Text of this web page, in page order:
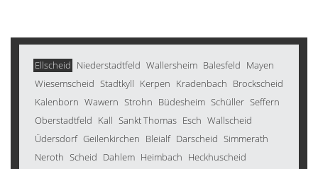
Ellscheid Niederstadtfeld Wallersheim Balesfeld Mayen
Wiesemscheid Stadtkyll Kerpen Kradenbach Brockscheid
Kalenborn Wawern Strohn Büdesheim Schüller Seffern
Oberstadtfeld Kall Sankt Thomas Esch Wallscheid
Üdersdorf Geilenkirchen Bleialf Darscheid Simmerath
Neroth Scheid Dahlem Heimbach Heckhuscheid